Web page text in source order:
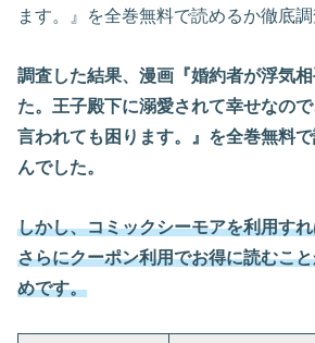
ます。』を全巻無料で読めるか徹底調
調査した結果、漫画『婚約者が浮気
た。王子殿下に溺愛されて幸せなの
言われても困ります。』を全巻無料
んでした。
しかし、コミックシーモアを利用す
さらにクーポン利用でお得に読むこ
めです。